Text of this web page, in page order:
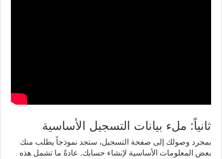
ثانياً: ملء بيانات التسجيل الأساسية
بمجرد وصولك إلى صفحة التسجيل، ستجد نموذجاً يطلب منك
بعض المعلومات الأساسية لإنشاء حسابك. عادةً ما تشمل هذه